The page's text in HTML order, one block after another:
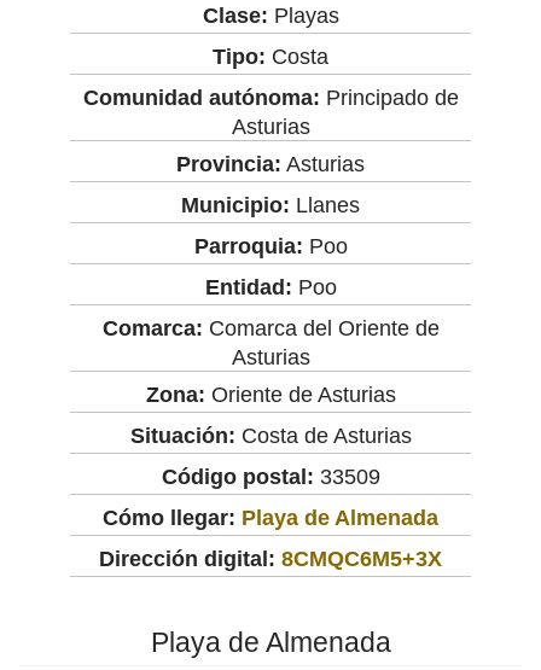
Clase: Playas
Tipo: Costa
Comunidad autónoma: Principado de
Asturias
Provincia: Asturias
Municipio: Llanes
Parroquia: Poo
Entidad: Poo
Comarca: Comarca del Oriente de
Asturias
Zona: Oriente de Asturias
Situación: Costa de Asturias
Código postal: 33509
Cómo llegar: Playa de Almenada
Dirección digital: 8CMQC6M5+3X
Playa de Almenada